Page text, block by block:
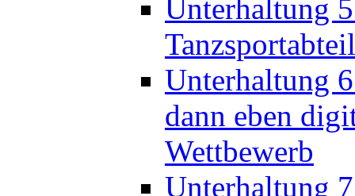
dann eben
Wettbewerb
Unterhaltung
Unterhaltung
Pascal